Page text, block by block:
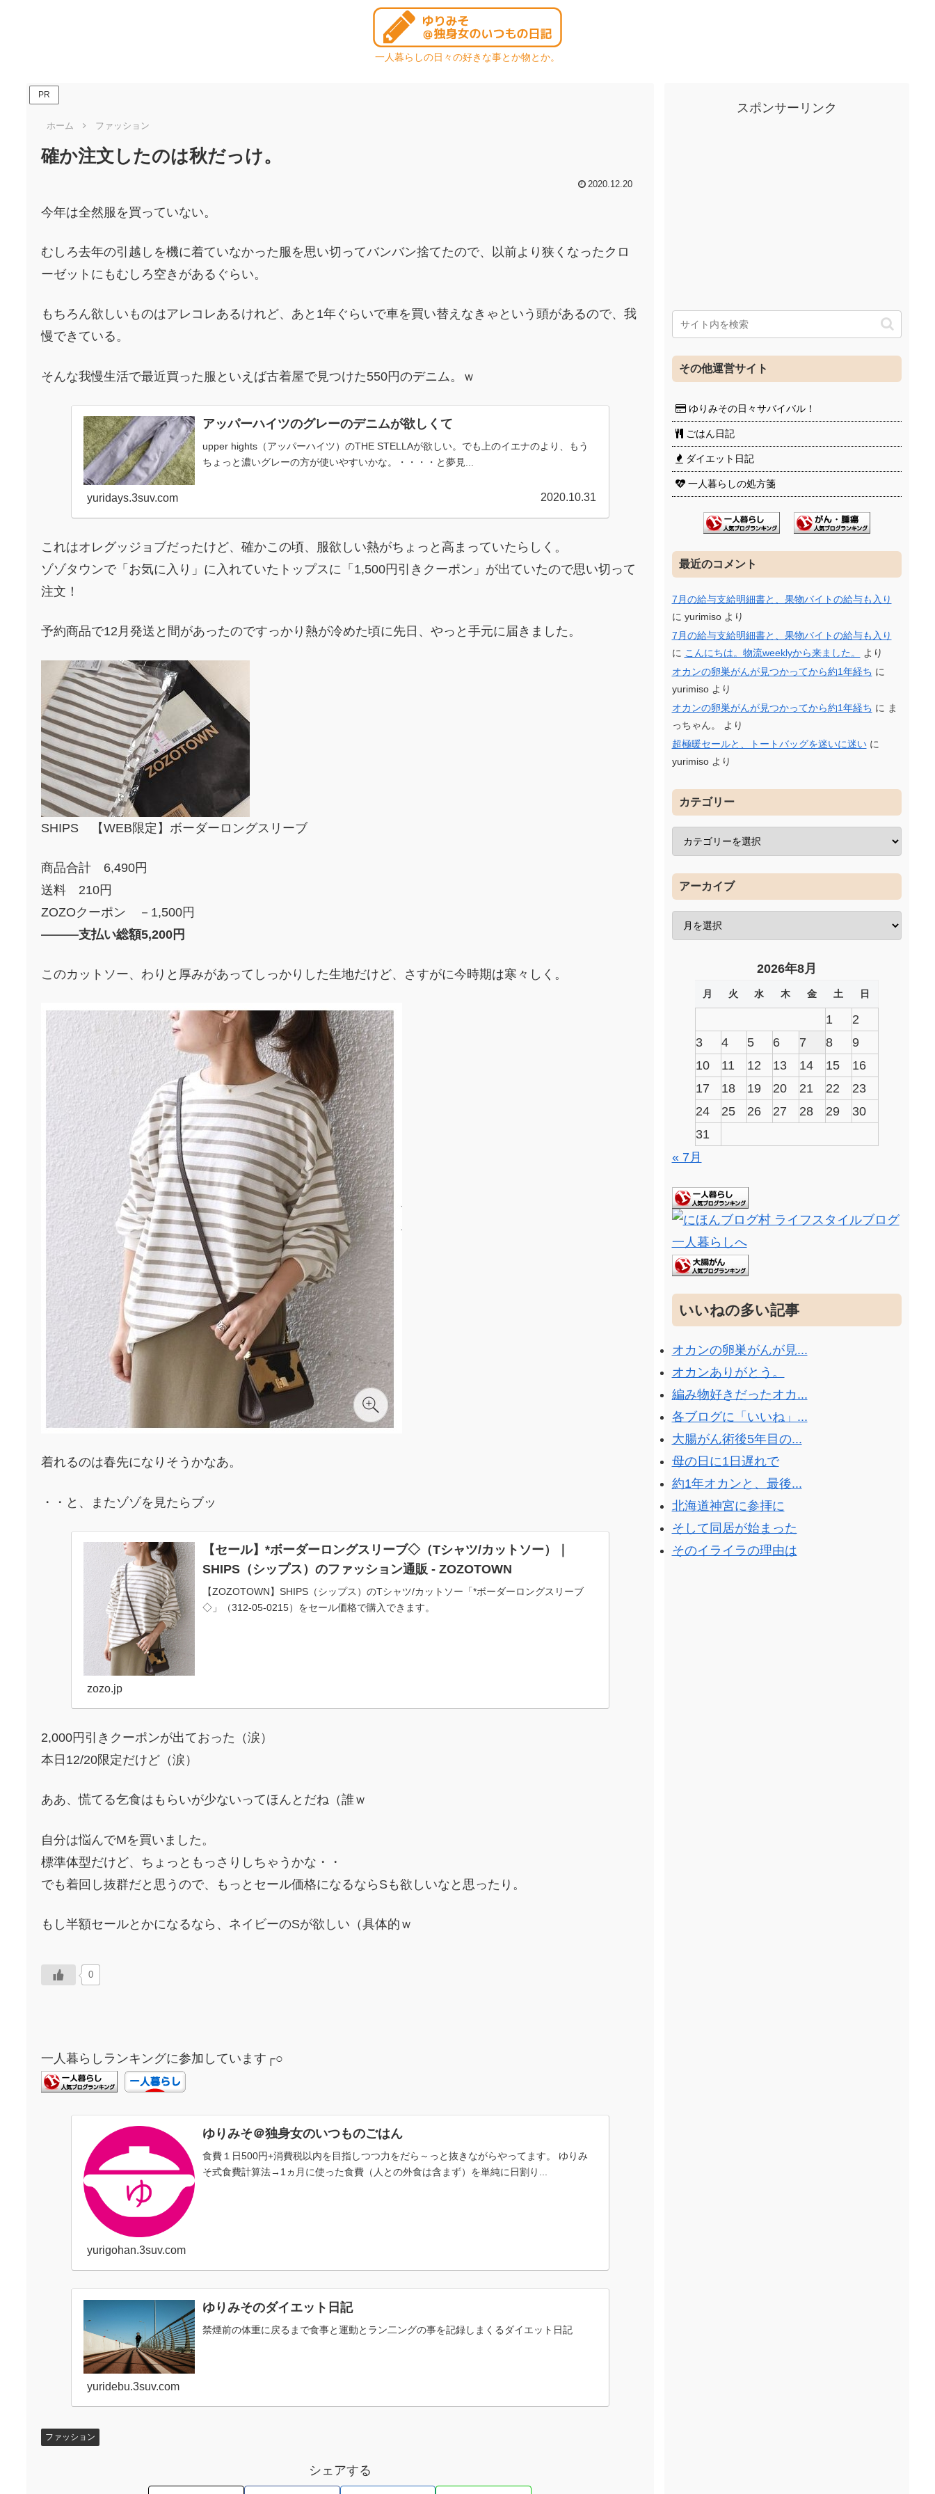
一人暮らしの日々の好きな事とか物とか。
PR
ホーム ファッション
確か注文したのは秋だっけ。
2020.12.20
今年は全然服を買っていない。
むしろ去年の引越しを機に着ていなかった服を思い切ってバンバン捨てたので、以前より狭くなったクロ
ーゼットにもむしろ空きがあるぐらい。
もちろん欲しいものはアレコレあるけれど、あと1年ぐらいで車を買い替えなきゃという頭があるので、我
慢できている。
そんな我慢生活で最近買った服といえば古着屋で見つけた550円のデニム。ｗ
アッパーハイツのグレーのデニムが欲しくて
upper hights（アッパーハイツ）のTHE STELLAが欲しい。でも上のイエナのより、もう
ちょっと濃いグレーの方が使いやすいかな。・・・・と夢見...
yuridays.3suv.com 2020.10.31
これはオレグッジョブだったけど、確かこの頃、服欲しい熱がちょっと高まっていたらしく。
ゾゾタウンで「お気に入り」に入れていたトップスに「1,500円引きクーポン」が出ていたので思い切って
注文！
予約商品で12月発送と間があったのですっかり熱が冷めた頃に先日、やっと手元に届きました。
SHIPS 【WEB限定】ボーダーロングスリーブ
商品合計 6,490円
送料 210円
ZOZOクーポン －1,500円
———支払い総額5,200円
このカットソー、わりと厚みがあってしっかりした生地だけど、さすがに今時期は寒々しく。
着れるのは春先になりそうかなあ。
・・と、またゾゾを見たらブッ
【セール】*ボーダーロングスリーブ◇（Tシャツ/カットソー）｜
SHIPS（シップス）のファッション通販 - ZOZOTOWN
【ZOZOTOWN】SHIPS（シップス）のTシャツ/カットソー「*ボーダーロングスリーブ
◇」（312-05-0215）をセール価格で購入できます。
zozo.jp
2,000円引きクーポンが出ておった（涙）
本日12/20限定だけど（涙）
ああ、慌てる乞食はもらいが少ないってほんとだね（誰ｗ
自分は悩んでMを買いました。
標準体型だけど、ちょっともっさりしちゃうかな・・
でも着回し抜群だと思うので、もっとセール価格になるならSも欲しいなと思ったり。
もし半額セールとかになるなら、ネイビーのSが欲しい（具体的ｗ
0
一人暮らしランキングに参加しています┌○
ゆりみそ＠独身女のいつものごはん
食費１日500円+消費税以内を目指しつつ力をだら～っと抜きながらやってます。 ゆりみ
そ式食費計算法→1ヵ月に使った食費（人との外食は含まず）を単純に日割り...
yurigohan.3suv.com
ゆりみそのダイエット日記
禁煙前の体重に戻るまで食事と運動とラン二ングの事を記録しまくるダイエット日記
yuridebu.3suv.com
ファッション
シェアする
スポンサーリンク
その他運営サイト
ゆりみその日々サバイバル！
ごはん日記
ダイエット日記
一人暮らしの処方箋
最近のコメント
7月の給与支給明細書と、果物バイトの給与も入り
に yurimisoより
7月の給与支給明細書と、果物バイトの給与も入り
に こんにちは。物流weeklyから来ました。
より
オカンの卵巣がんが見つかってから約1年経ち に
yurimisoより
オカンの卵巣がんが見つかってから約1年経ち に ま
っちゃん。
より
超極暖セールと、トートバッグを迷いに迷いに
yurimisoより
カテゴリー
アーカイブ
2026年8月
月 火 水 木 金 土 日
1
2
3
4 5 6 7 8
9
10
11 12 13 14 15
16
17
18 19 20 21 22
23
24
25 26 27 28 29
30
31
« 7月
いいねの多い記事
オカンの卵巣がんが見...
オカンありがとう。
編み物好きだったオカ...
各ブログに「いいね」...
大腸がん術後5年目の...
母の日に1日遅れで
約1年オカンと、最後...
北海道神宮に参拝に
そして同居が始まった
そのイライラの理由は